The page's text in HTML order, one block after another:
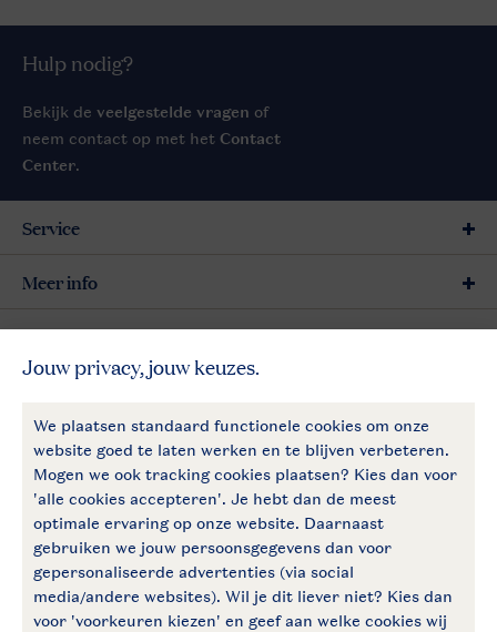
Hulp nodig?
Bekijk de veelgestelde vragen of
neem contact op met het Contact
Center.
Follow Us
facebookinstagram
Blijf op de hoogte
Service
Meer info
Meer Landal